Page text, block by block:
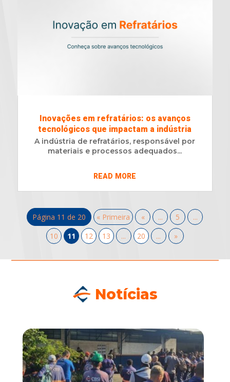
Inovações em refratários: os avanços
tecnológicos que impactam a indústria
A indústria de refratários, responsável por
materiais e processos adequados...
READ MORE
Página 11 de 20 « Primeira « ... 5
...
10
11 12 13 ... 20 ... »
Notícias